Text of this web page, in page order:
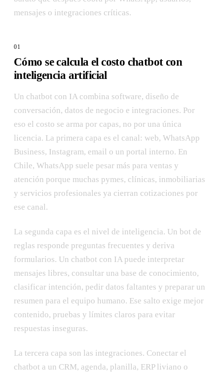
mensajes o integraciones críticas.
Cómo se calcula el costo chatbot con
inteligencia artificial
Un chatbot con IA combina software, diseño de
conversación, datos de negocio e integraciones. Por
eso el costo se arma por capas, no por una única
licencia. La primera capa es el canal: web, WhatsApp
Business, Instagram, email o un portal interno. En
Chile, WhatsApp suele pesar más para ventas y
atención porque muchas pymes, clínicas, inmobiliarias
y servicios profesionales ya cierran cotizaciones por
ese canal.
La segunda capa es el nivel de inteligencia. Un bot de
reglas responde preguntas frecuentes y deriva
formularios. Un chatbot con IA puede interpretar
mensajes libres, consultar una base de conocimiento,
clasificar intención, pedir datos faltantes y preparar un
resumen para el equipo humano. Ese salto exige mejor
contenido, pruebas y límites claros para evitar
respuestas inseguras.
La tercera capa son las integraciones. Conectar el
chatbot a un CRM, agenda, planilla, ERP liviano o